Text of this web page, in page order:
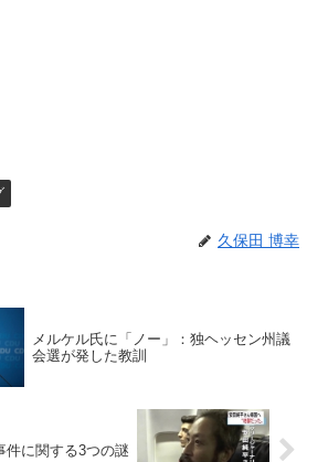
久保田 博幸
メルケル氏に「ノー」：独ヘッセン州議
会選が発した教訓
件に関する3つの謎